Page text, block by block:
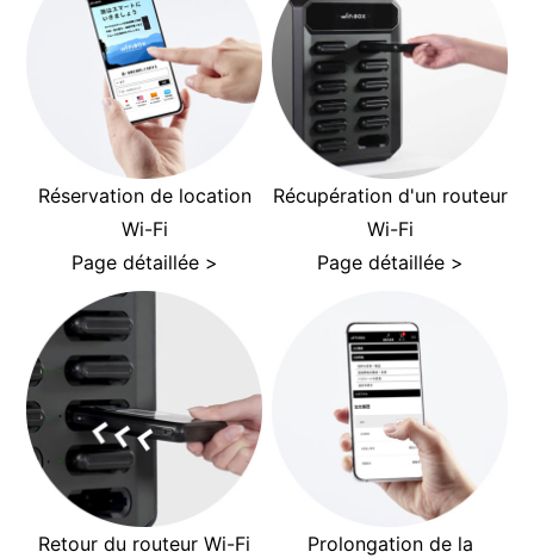
Réservation de location
Wi-Fi
Page détaillée >
Récupération d'un routeur
Wi-Fi
Page détaillée >
Retour du routeur Wi-Fi
Prolongation de la